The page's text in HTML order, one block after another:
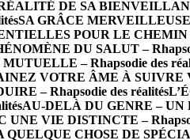
DE SA
SA GRÂCE MERVEILLEUSE
POUR LE CHEMIN
DU SALUT –
– Rhapsodie des
VOTRE ÂME À SUIVRE
– Rhapsodie des réalités
AU-DELÀ DU GENRE – UN
VIE DISTINCTE –
QUELQUE CHOSE DE